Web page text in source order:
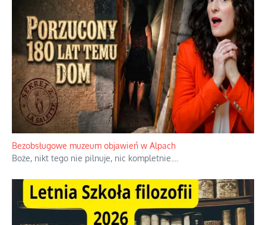
Bezobsługowe muzeum objawień w Alpach
Boże, nikt tego nie pilnuje, nic kompletnie.